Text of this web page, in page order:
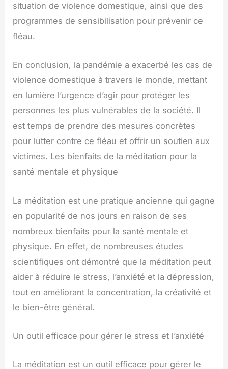
situation de violence domestique, ainsi que des
programmes de sensibilisation pour prévenir ce
fléau.
En conclusion, la pandémie a exacerbé les cas de
violence domestique à travers le monde, mettant
en lumière l’urgence d’agir pour protéger les
personnes les plus vulnérables de la société. Il
est temps de prendre des mesures concrètes
pour lutter contre ce fléau et offrir un soutien aux
victimes. Les bienfaits de la méditation pour la
santé mentale et physique
La méditation est une pratique ancienne qui gagne
en popularité de nos jours en raison de ses
nombreux bienfaits pour la santé mentale et
physique. En effet, de nombreuses études
scientifiques ont démontré que la méditation peut
aider à réduire le stress, l’anxiété et la dépression,
tout en améliorant la concentration, la créativité et
le bien-être général.
Un outil efficace pour gérer le stress et l’anxiété
La méditation est un outil efficace pour gérer le